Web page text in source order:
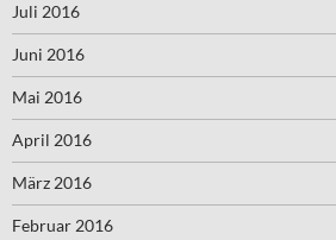
Juli 2016
Juni 2016
Mai 2016
April 2016
März 2016
Februar 2016